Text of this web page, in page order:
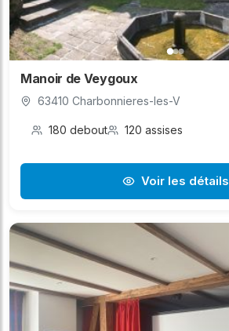
Manoir de Veygoux
63410 Charbonnieres-les-V
180 debout 120 assises
Voir les détails